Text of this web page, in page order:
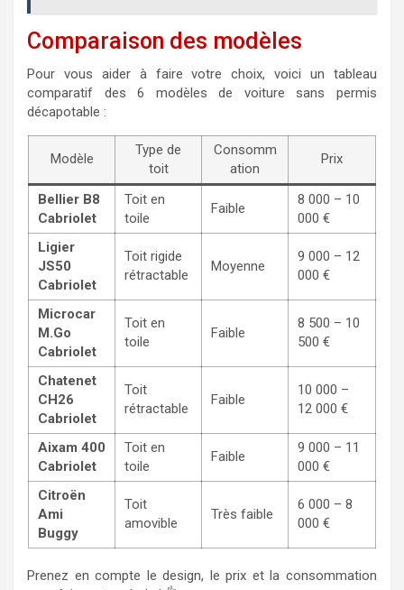
Comparaison des modèles
Pour vous aider à faire votre choix, voici un tableau
comparatif des 6 modèles de voiture sans permis
décapotable :
Modèle
Type de
toit
Consomm
ation
Prix
Bellier B8
Cabriolet
Toit en
toile
Faible
8 000 – 10
000 €
Ligier
JS50
Cabriolet
Toit rigide
rétractable
Moyenne
9 000 – 12
000 €
Microcar
M.Go
Cabriolet
Toit en
toile
Faible
8 500 – 10
500 €
Chatenet
CH26
Cabriolet
Toit
rétractable
Faible
10 000 –
12 000 €
Aixam 400
Cabriolet
Toit en
toile
Faible
9 000 – 11
000 €
Citroën
Ami
Buggy
Toit
amovible
Très faible
6 000 – 8
000 €
Prenez en compte le design, le prix et la consommation